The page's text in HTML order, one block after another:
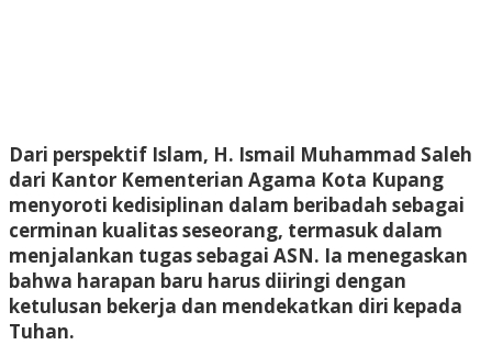
Dari perspektif Islam, H. Ismail Muhammad Saleh
dari Kantor Kementerian Agama Kota Kupang
menyoroti kedisiplinan dalam beribadah sebagai
cerminan kualitas seseorang, termasuk dalam
menjalankan tugas sebagai ASN. Ia menegaskan
bahwa harapan baru harus diiringi dengan
ketulusan bekerja dan mendekatkan diri kepada
Tuhan.